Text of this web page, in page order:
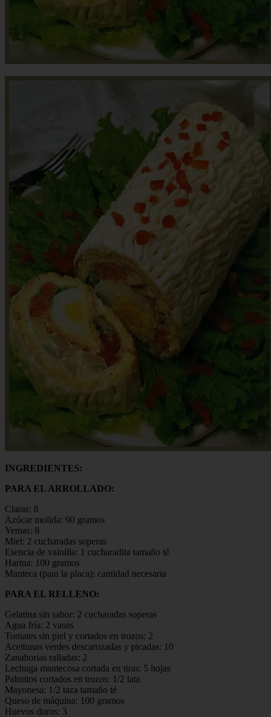
INGREDIENTES:
PARA EL ARROLLADO:
Claras: 8
Azúcar molida: 90 gramos
Yemas: 8
Miel: 2 cucharadas soperas
Esencia de vainilla: 1 cucharadita tamaño té
Harina: 100 gramos
Manteca (para la placa): cantidad necesaria
PARA EL RELLENO:
Gelatina sin sabor: 2 cucharadas soperas
Agua fría: 2 vasos
Tomates sin piel y cortados en trozos: 2
Aceitunas verdes descarozadas y picadas: 10
Zanahorias ralladas: 2
Lechuga mantecosa cortada en tiras: 5 hojas
Palmitos cortados en trozos: 1/2 lata
Mayonesa: 1/2 taza tamaño té
Queso de máquina: 100 gramos
Huevos duros: 3